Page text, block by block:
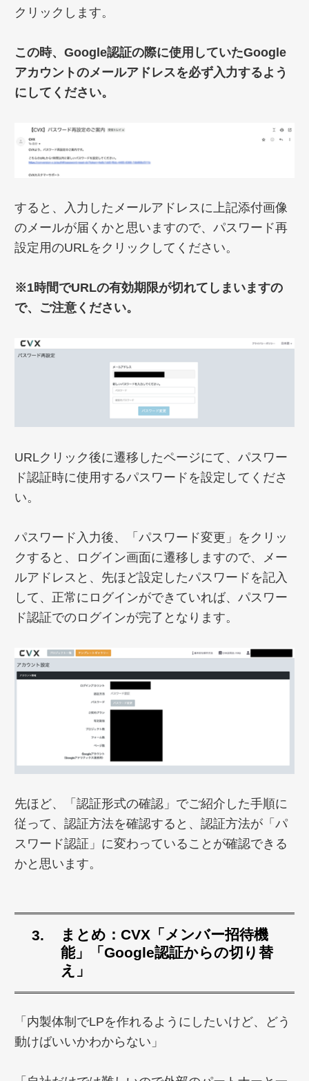
クリックします。
この時、Google認証の際に使用していたGoogle
アカウントのメールアドレスを必ず入力するよう
にしてください。
すると、入力したメールアドレスに上記添付画像
のメールが届くかと思いますので、パスワード再
設定用のURLをクリックしてください。
※1時間でURLの有効期限が切れてしまいますの
で、ご注意ください。
URLクリック後に遷移したページにて、パスワー
ド認証時に使用するパスワードを設定してくださ
い。
パスワード入力後、「パスワード変更」をクリッ
クすると、ログイン画面に遷移しますので、メー
ルアドレスと、先ほど設定したパスワードを記入
して、正常にログインができていれば、パスワー
ド認証でのログインが完了となります。
先ほど、「認証形式の確認」でご紹介した手順に
従って、認証方法を確認すると、認証方法が「パ
スワード認証」に変わっていることが確認できる
かと思います。
まとめ：CVX「メンバー招待機
能」「Google認証からの切り替
え」
「内製体制でLPを作れるようにしたいけど、どう
動けばいいかわからない」